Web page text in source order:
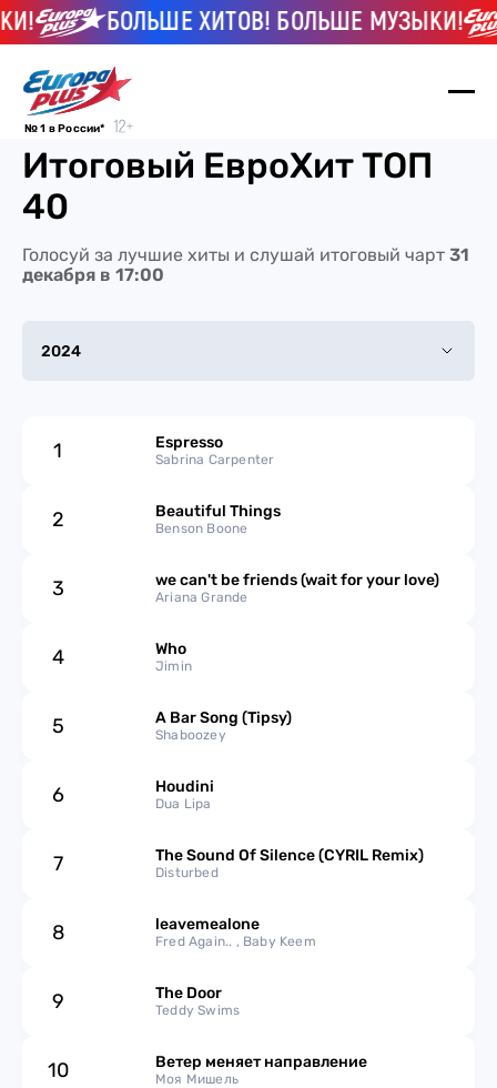
БОЛЬШЕ ХИТОВ! БОЛЬШЕ МУЗЫКИ!
№ 1 в России*
Итоговый ЕвроХит ТОП
40
Голосуй за лучшие хиты и слушай итоговый чарт 31
декабря в 17:00
2024
2024
2020
2019
2016
2015
1 Espresso
Sabrina Carpenter
2 Beautiful Things
Benson Boone
3 we can't be friends (wait for your love)
Ariana Grande
4 Who
Jimin
5 A Bar Song (Tipsy)
Shaboozey
6 Houdini
Dua Lipa
7 The Sound Of Silence (CYRIL Remix)
Disturbed
8 leavemealone
Fred Again.. , Baby Keem
9 The Door
Teddy Swims
10 Ветер меняет направление
Моя Мишель